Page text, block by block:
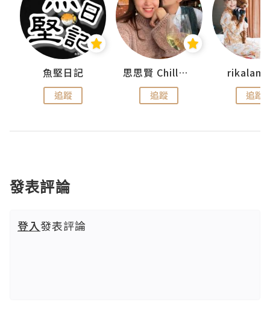
魚堅日記
追蹤
思思賢 ChillMyBabe
追蹤 追蹤
發表評論
登入發表評論